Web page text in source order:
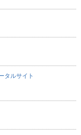
タルサイト